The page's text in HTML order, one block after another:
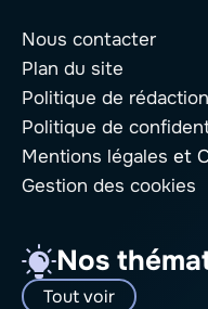
Nous contacter
Plan du site
Politique de rédaction
Politique de
Mentions légales et
Gestion des cookies
Nos
Tout voir